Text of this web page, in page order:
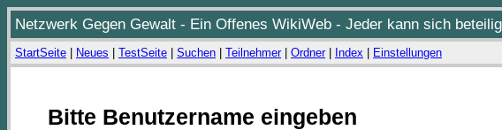
Netzwerk Gegen Gewalt - Ein Offenes WikiWeb - Jeder kann sich
StartSeite Neues TestSeite Suchen Teilnehmer| Ordner| Index Einstellungen
Bitte Benutzername eingeben